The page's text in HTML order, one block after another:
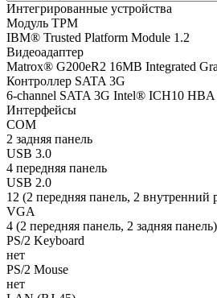
Интегрированные устройства
Модуль TPM
IBM® Trusted Platform Module 1.2
Видеоадаптер
Matrox® G200eR2 16MB Integrated
Контроллер SATA 3G
6-channel SATA 3G Intel® ICH10 HBA
Интерфейсы
COM
2 задняя панель
USB 3.0
4 передняя панель
USB 2.0
12 (2 передняя панель, 2 внутренний
VGA
4 (2 передняя панель, 2 задняя панель)
PS/2 Keyboard
нет
PS/2 Mouse
нет